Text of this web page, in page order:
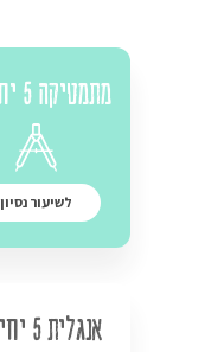
מתמטיקה 5 יחידות
לשיעור נסיון
אנגלית 5 יחידות